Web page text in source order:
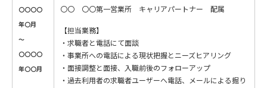
〇〇〇〇
年〇月
～
〇〇〇〇
年〇〇月
〇〇 〇〇第一営業所 キャリアパートナー 配属
【担当業務】
・求職者と電話にて面談
・事業所への電話による現状把握とニーズヒアリング
・面接調整と面接、入職前後のフォローアップ
・過去利用者の求職者ユーザーへ電話、メールによる掘り